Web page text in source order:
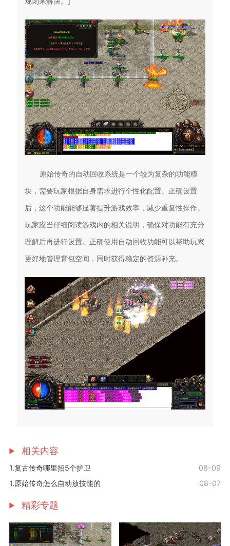
原始传奇的自动回收系统是一个较为复杂的功能模
块，需要玩家根据自身需求进行个性化配置。正确设置
后，这个功能能够显著提升游戏效率，减少重复性操作。
玩家应当仔细阅读游戏内的相关说明，确保对功能有充分
理解后再进行设置。正确使用自动回收功能可以帮助玩家
更好地管理背包空间，同时获得稳定的资源补充。
相关内容
1.复古传奇哪里招5个护卫
08-09
1.原始传奇怎么自动放技能的
08-07
精彩专题